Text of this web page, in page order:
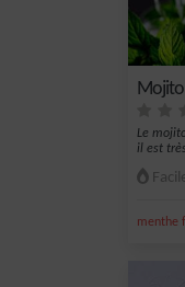
Mojito
Le
il est
menthe